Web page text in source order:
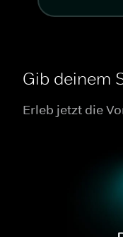
Gib deinem
Erleb jetzt die